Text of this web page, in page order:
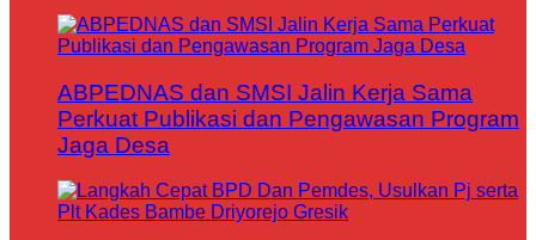
ABPEDNAS dan SMSI Jalin Kerja Sama
Perkuat Publikasi dan Pengawasan Program
Jaga Desa